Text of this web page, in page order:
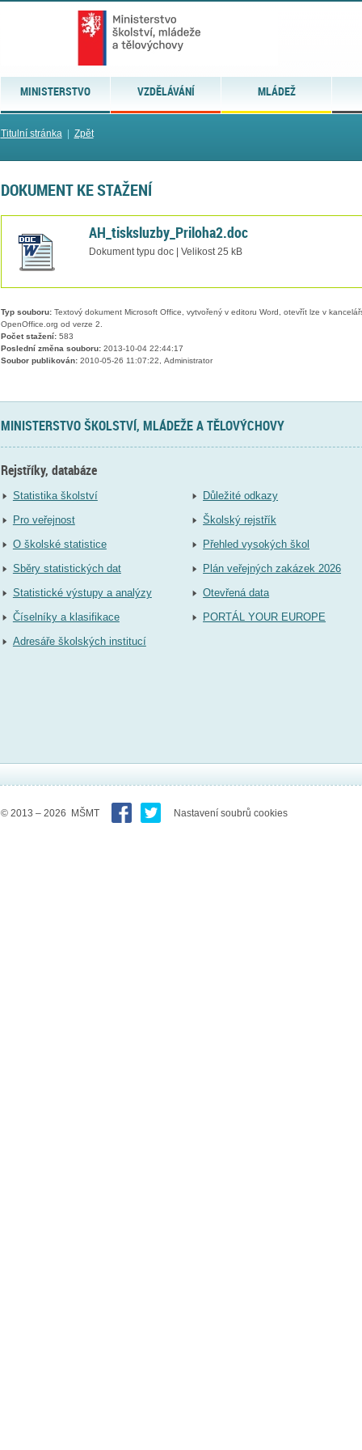
MINISTERSTVO VZDĚLÁVÁNÍ MLÁDEŽ
Titulní stránka| Zpět
DOKUMENT KE STAŽENÍ
AH_tisksluzby_Priloha2.doc
Dokument typu doc | Velikost 25 kB
Typ souboru:Textový dokument Microsoft Office, vytvořený v editoru Word, otevřít lze v
OpenOffice.org od verze 2.
Počet stažení:583
Poslední změna souboru:2013-10-04 22:44:17
Soubor publikován:2010-05-26 11:07:22, Administrator
MINISTERSTVO ŠKOLSTVÍ, MLÁDEŽE A TĚLOVÝCHOVY
Rejstříky, databáze
Statistika školství
Pro veřejnost
O školské statistice
Sběry statistických dat
Statistické výstupy a analýzy
Číselníky a klasifikace
Adresáře školských institucí
Důležité odkazy
Školský rejstřík
Přehled vysokých škol
Plán veřejných zakázek 2026
Otevřená data
PORTÁL YOUR EUROPE
© 2013 – 2026 MŠMT Nastavení soubrů cookies